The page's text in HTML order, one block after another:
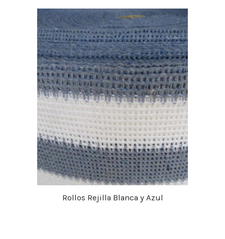
Rollos Rejilla Blanca y Azul